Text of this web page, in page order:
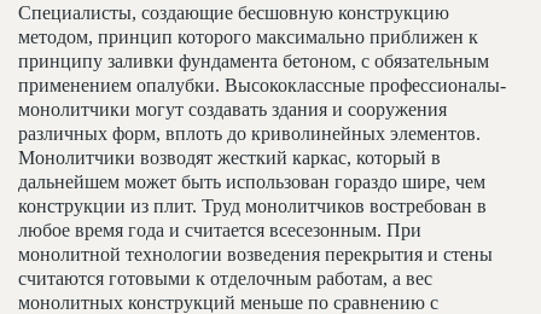
Специалисты, создающие бесшовную конструкцию
методом, принцип которого максимально приближен к
принципу заливки фундамента бетоном, с обязательным
применением опалубки. Высококлассные профессионалы-
монолитчики могут создавать здания и сооружения
различных форм, вплоть до криволинейных элементов.
Монолитчики возводят жесткий каркас, который в
дальнейшем может быть использован гораздо шире, чем
конструкции из плит. Труд монолитчиков востребован в
любое время года и считается всесезонным. При
монолитной технологии возведения перекрытия и стены
считаются готовыми к отделочным работам, а вес
монолитных конструкций меньше по сравнению с